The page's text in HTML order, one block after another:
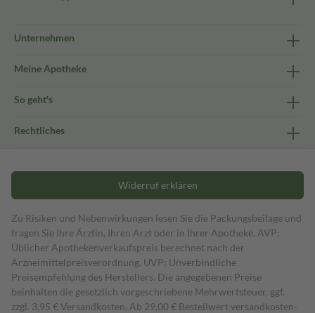
Unternehmen
Meine Apotheke
So geht's
Rechtliches
Widerruf erklären
Zu Risiken und Nebenwirkungen lesen Sie die Packungsbeilage und
fragen Sie Ihre Ärztin, Ihren Arzt oder in Ihrer Apotheke. AVP:
Üblicher Apothekenverkaufspreis berechnet nach der
Arzneimittelpreisverordnung. UVP: Unverbindliche
Preisempfehlung des Herstellers. Die angegebenen Preise
beinhalten die gesetzlich vorgeschriebene Mehrwertsteuer, ggf.
zzgl. 3,95 € Versandkosten. Ab 29,00 € Bestell­wert versand­kosten­